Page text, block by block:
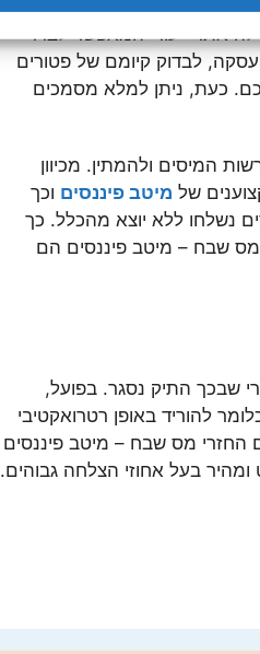
אתר ייעודי המאפשר לברר
לבדוק קיומם של פטורים
כעת, ניתן למלא מסמכים
המיסים ולהמתין. מכיוון
של מיטב פיננסים וכך
נשלחו ללא יוצא מהכלל. כך
שבח – מיטב פיננסים הם
שבכך התיק נסגר. בפועל,
להוריד באופן רטרואקטיבי
מס שבח – מיטב פיננסים
בעל אחוזי הצלחה גבוהים.